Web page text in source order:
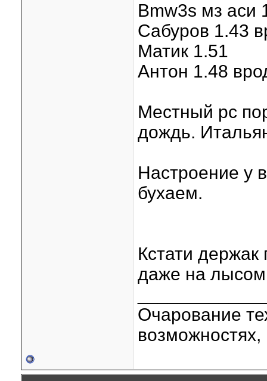
Bmw3s мз аси
Сабуров 1.43
Матик 1.51
Антон 1.48
Местный рс
дождь.
Настроение у
бухаем.
Кстати
даже на лысом
Очарование
возможностях,